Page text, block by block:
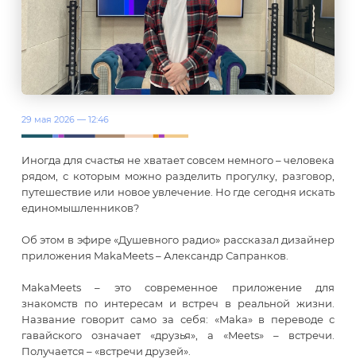
29 мая 2026 — 12:46
Иногда для счастья не хватает совсем немного – человека
рядом, с которым можно разделить прогулку, разговор,
путешествие или новое увлечение. Но где сегодня искать
единомышленников?
Об этом в эфире «Душевного радио» рассказал дизайнер
приложения MakaMeets – Александр Сапранков.
MakaMeets – это современное приложение для
знакомств по интересам и встреч в реальной жизни.
Название говорит само за себя: «Maka» в переводе с
гавайского означает «друзья», а «Meets» – встречи.
Получается – «встречи друзей».